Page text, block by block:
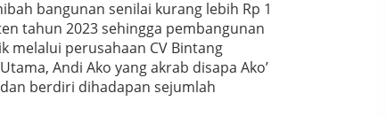
bangunan senilai kurang lebih Rp 1
tahun 2023 sehingga pembangunan
melalui perusahaan CV Bintang
Andi Ako yang akrab disapa Ako’
berdiri dihadapan sejumlah